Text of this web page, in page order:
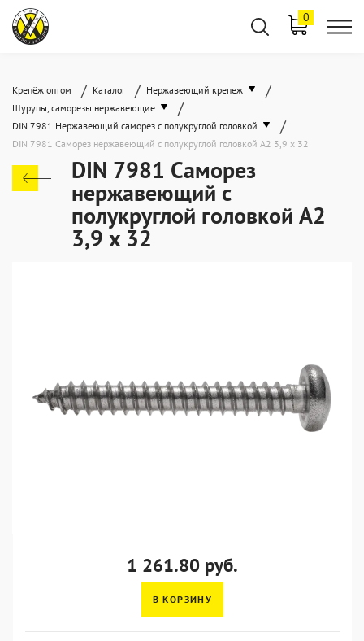
0
Крепёж оптом / Каталог / Нержавеющий крепеж /
Шурупы, саморезы нержавеющие /
DIN 7981 Нержавеющий саморез с полукруглой головкой /
DIN 7981 Саморез нержавеющий с полукруглой головкой А2 3,9 x 32
DIN 7981 Саморез
нержавеющий с
полукруглой головкой А2
3,9 x 32
1 261.80 руб.
В КОРЗИНУ